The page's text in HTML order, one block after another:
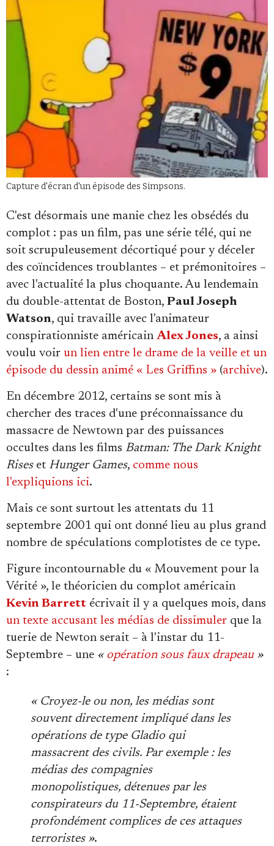
Demander à Vera
Se connecter
Capture d'écran d'un épisode des Simpsons.
C'est désormais une manie chez les obsédés du
complot : pas un film, pas une série télé, qui ne
soit scrupuleusement décortiqué pour y déceler
des coïncidences troublantes – et prémonitoires –
avec l'actualité la plus choquante. Au lendemain
du double-attentat de Boston, Paul Joseph
Watson, qui travaille avec l'animateur
conspirationniste américain Alex Jones, a ainsi
voulu voir un lien entre le drame de la veille et un
épisode du dessin animé « Les Griffins » (archive).
En décembre 2012, certains se sont mis à
chercher des traces d'une préconnaissance du
massacre de Newtown par des puissances
occultes dans les films Batman: The Dark Knight
Riseset Hunger Games, comme nous
l'expliquions ici.
Mais ce sont surtout les attentats du 11
septembre 2001 qui ont donné lieu au plus grand
nombre de spéculations complotistes de ce type.
Figure incontournable du « Mouvement pour la
Vérité », le théoricien du complot américain
Kevin Barrett écrivait il y a quelques mois, dans
un texte accusant les médias de dissimuler que la
tuerie de Newton serait – à l'instar du 11-
Septembre – une « opération sous faux drapeau»
:
« Croyez-le ou non, les médias sont
souvent directement impliqué dans les
opérations de type Gladio qui
massacrent des civils. Par exemple : les
médias des compagnies
monopolistiques, détenues par les
conspirateurs du 11-Septembre, étaient
profondément complices de ces attaques
terroristes ».